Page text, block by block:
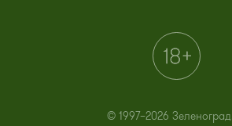
© 1997–2026